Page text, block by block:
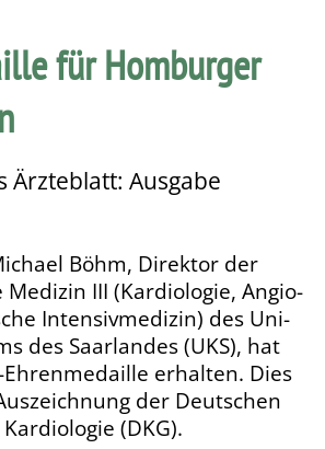
für Homburger
Ärzteblatt: Ausgabe
Böhm, Direktor der
III (Kardiologie, Angio­
In­­tensiv­medizin) des Uni­
des Saarlandes (UKS), hat
erhalten. Dies
der Deu­t­schen
(DKG).